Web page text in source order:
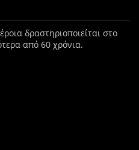
δραστηριοποιείται στο
από 60 χρόνια.